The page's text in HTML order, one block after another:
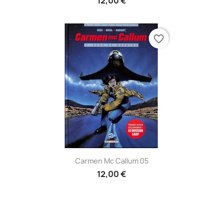
Carmen Mc Callum 05
12,00 €
favorite_border